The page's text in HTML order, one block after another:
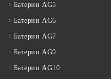
Батерии AG5
Батерии AG6
Батерии AG7
Батерии AG9
Батерии AG10